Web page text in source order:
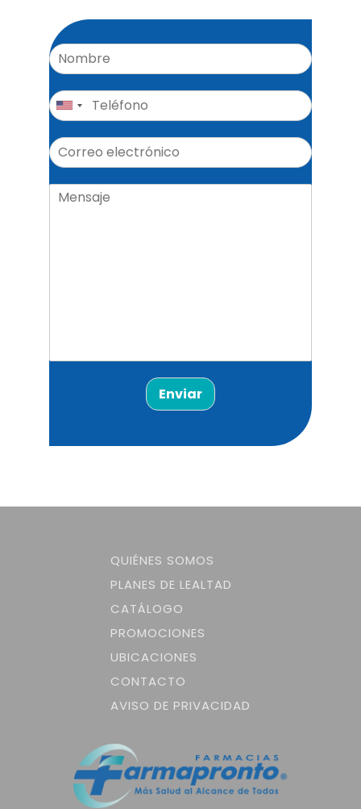
Enviar
QUIÉNES SOMOS
PLANES DE LEALTAD
CATÁLOGO
PROMOCIONES
UBICACIONES
CONTACTO
AVISO DE PRIVACIDAD